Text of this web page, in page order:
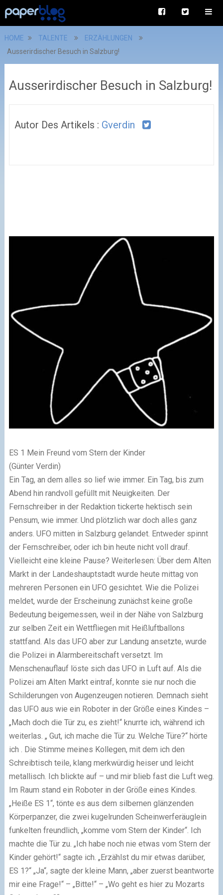
HOME TALENTE
ERZÄHLUNGEN
Ausserirdischer Besuch in Salzburg!
Ausserirdischer Besuch in Salzburg!
Autor Des Artikels : Gverdin
ES 1 Mein Freund vom Stern der Kinder
(Günter Verdin)
Ein Tag, an dem alles so lief wie immer. Ein Tag, bis zum
Abend hin randvoll gefüllt mit Neuigkeiten. Der
Fernschreiber in der Redaktion tickerte hektisch sein
Pensum, wie immer. Und plötzlich war doch alles ganz
anders. UFO mitten in Salzburg gelandet. Entweder spinnt
der Fernschreiber, oder ich bin heute nicht voll drauf.
Vielleicht eine kleine Pause? Weiterlesen: Über dem Alten
Markt in der Landeshauptstadt wurde heute mittag von
mehreren Personen ein UFO gesichtet. Wie die Polizei
meldet, wurde der Erscheinung zunächst keine große
Bedeutung beigemessen, weil in der Nähe von Salzburg
zur selben Zeit ein Wettfliegen mit Heißluftballons
stattfand. Als das UFO aber zur Landung ansetzte, wurde
die Polizei in Alarmbereitschaft versetzt. Im
Menschenauflauf löste sich das UFO in Luft auf. Als die
Polizei am Alten Markt eintraf, konnte sie nur noch die
Schilderungen von Augenzeugen notieren. Demnach sieht
das UFO aus wie ein Roboter in der Größe eines Kindes –
„Mach doch die Tür zu, es zieht!“ knurrte ich, während ich
weiterlas. „ Gut, ich mache die Tür zu. Welche Türe?“ hörte
ich . Die Stimme meines Kollegen, mit dem ich den
Schreibtisch teile, klang merkwürdig heiser und leicht
metallisch. Ich blickte auf – und mir blieb fast die Luft weg.
Im Raum stand ein Roboter in der Größe eines Kindes.
„Heiße ES 1“, tönte es aus dem silbernen glänzenden
Körperpanzer, die zwei kugelrunden Scheinwerferäuglein
funkelten freundlich, „komme vom Stern der Kinder“. Ich
machte die Tür zu. „Ich habe noch nie etwas vom Stern der
Kinder gehört!“ sagte ich. „Erzählst du mir etwas darüber,
ES 1?“ „Ja“, sagte der kleine Mann, „aber zuerst beantworte
mir eine Frage!“ – „Bitte!“ – „Wo geht es hier zu Mozarts